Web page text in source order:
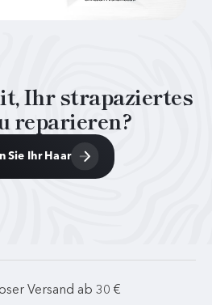
Ihr strapaziertes
reparieren?
Sie Ihr Haar
Versand ab 30 €